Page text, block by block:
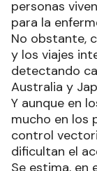
personas
para la
No obstante,
y los viajes
detectando
Australia y
Y aunque en
mucho en los
control
dificultan el
Se estima, en